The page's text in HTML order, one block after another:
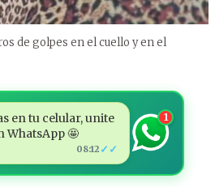
de golpes en el cuello y en el
en tu celular, unite
WhatsApp 🤩
08:12 ✓✓
1